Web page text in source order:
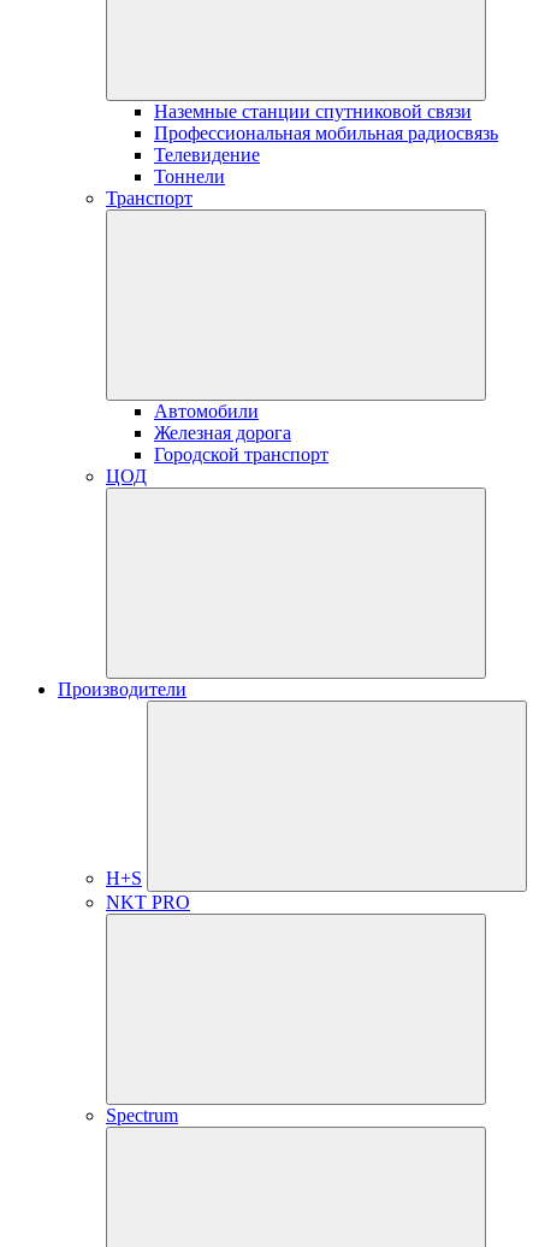
Наземные станции спутниковой связи
Профессиональная мобильная радиосвязь
Телевидение
Тоннели
Транспорт
Автомобили
Железная дорога
Городской транспорт
ЦОД
Производители
H+S
NKT PRO
Spectrum